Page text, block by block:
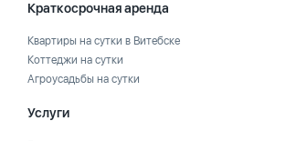
Краткосрочная аренда
Квартиры на сутки в Витебске
Коттеджи на сутки
Агроусадьбы на сутки
Услуги